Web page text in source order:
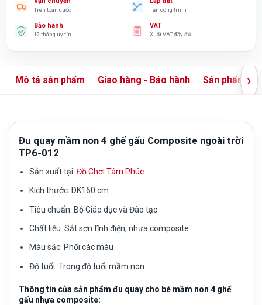
Trên toàn quốc Tận công trình
Bảo hành
12 tháng uy tín
VAT
Xuất VAT đầy đủ
Mô tả sản phẩm Giao hàng - Bảo hành Sản phẩm›
Đu quay mầm non 4 ghế gấu Composite ngoài trời
TP6-012
Sản xuất tại: Đồ Chơi Tâm Phúc
Kích thước: DK160 cm
Tiêu chuẩn: Bộ Giáo dục và Đào tạo
Chất liệu: Sắt sơn tĩnh điện, nhựa composite
Màu sắc: Phối các màu
Độ tuổi: Trong độ tuổi mầm non
Thông tin của sản phẩm đu quay cho bé mầm non 4 ghế
gấu nhựa composite: